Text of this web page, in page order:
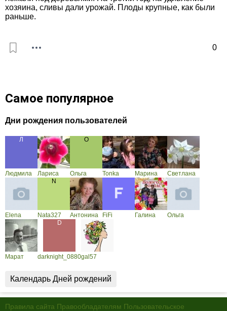
0
хозяина, сливы дали урожай. Плоды крупные, как были
раньше.
Самое популярное
Дни рождения пользователей
Людмила Лариса Ольга Tonka Марина Светлана
Elena Nata327 Антонина FiFi Галина Ольга
Марат darknight_0880gal57
Календарь Дней рождений
Правила сайта Правообладателям Пользовательское